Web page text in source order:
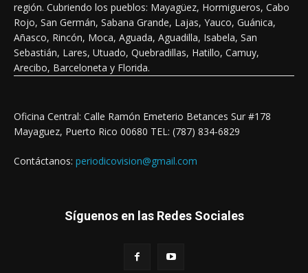
región. Cubriendo los pueblos: Mayagüez, Hormigueros, Cabo
Rojo, San Germán, Sabana Grande, Lajas, Yauco, Guánica,
Añasco, Rincón, Moca, Aguada, Aguadilla, Isabela, San
Sebastián, Lares, Utuado, Quebradillas, Hatillo, Camuy,
Arecibo, Barceloneta y Florida.
Oficina Central: Calle Ramón Emeterio Betances Sur #178
Mayaguez, Puerto Rico 00680 TEL: (787) 834-6829
Contáctanos: periodicovision@gmail.com
Síguenos en las Redes Sociales